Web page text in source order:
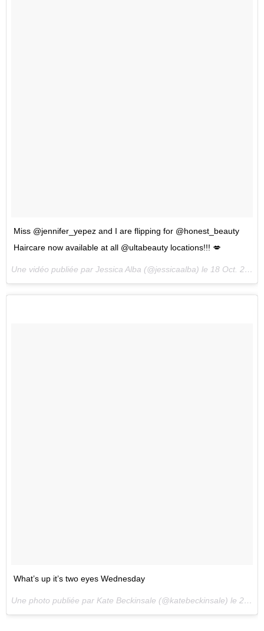
Miss @jennifer_yepez and I are flipping for @honest_beauty
Haircare now available at all @ultabeauty locations!!! 💋
Une vidéo publiée par Jessica Alba (@jessicaalba) le 18 Oct. 2016 à 16h57 PDT
What’s up it’s two eyes Wednesday
Une photo publiée par Kate Beckinsale (@katebeckinsale) le 2 Nov. 2016 à 12h09 PDT